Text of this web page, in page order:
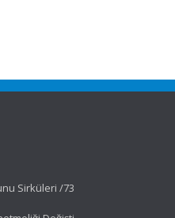
Sirküleri /73